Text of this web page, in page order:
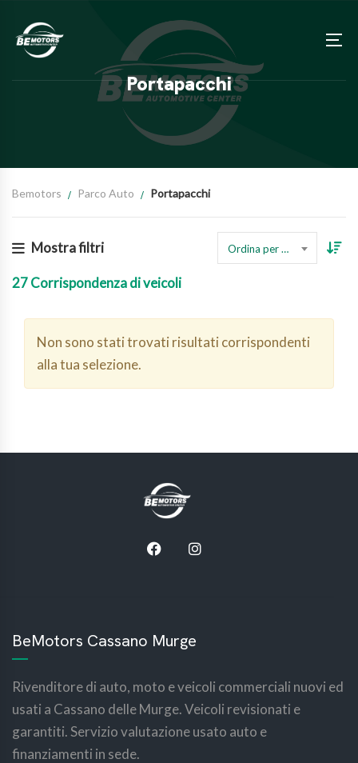
Portapacchi
Bemotors Parco Auto Portapacchi
Mostra filtri Ordina per prezzo
27Corrispondenza di veicoli
Non sono stati trovati risultati corrispondenti
alla tua selezione.
BeMotors Cassano Murge
Rivenditore di auto, moto e veicoli commerciali nuovi ed
usati a Cassano delle Murge. Veicoli revisionati e
garantiti. Servizio valutazione usato auto e
finanziamenti in sede.